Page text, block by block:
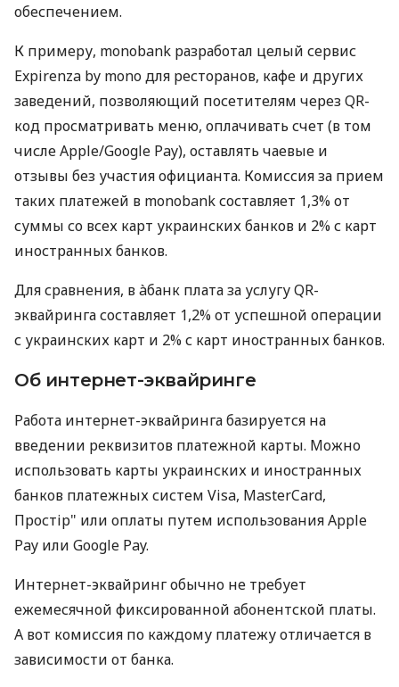
обеспечением.
К примеру, monobank разработал целый сервис
Expirenza by mono для ресторанов, кафе и других
заведений, позволяющий посетителям через QR-
код просматривать меню, оплачивать счет (в том
числе Apple/Google Pay), оставлять чаевые и
отзывы без участия официанта. Комиссия за прием
таких платежей в monobank составляет 1,3% от
суммы со всех карт украинских банков и 2% с карт
иностранных банков.
Для сравнения, в àбанк плата за услугу QR-
эквайринга составляет 1,2% от успешной операции
с украинских карт и 2% с карт иностранных банков.
Об интернет-эквайринге
Работа интернет-эквайринга базируется на
введении реквизитов платежной карты. Можно
использовать карты украинских и иностранных
банков платежных систем Visa, MasterCard,
Простір" или оплаты путем использования Apple
Pay или Google Pay.
Интернет-эквайринг обычно не требует
ежемесячной фиксированной абонентской платы.
А вот комиссия по каждому платежу отличается в
зависимости от банка.